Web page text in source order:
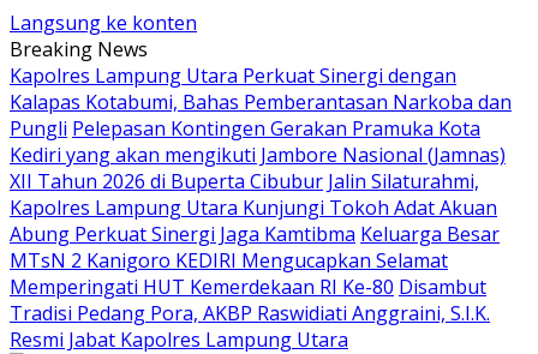
Langsung ke konten
Breaking News
Kapolres Lampung Utara Perkuat Sinergi dengan
Kalapas Kotabumi, Bahas Pemberantasan Narkoba dan
Pungli Pelepasan Kontingen Gerakan Pramuka Kota
Kediri yang akan mengikuti Jambore Nasional (Jamnas)
XII Tahun 2026 di Buperta Cibubur Jalin Silaturahmi,
Kapolres Lampung Utara Kunjungi Tokoh Adat Akuan
Abung Perkuat Sinergi Jaga Kamtibma Keluarga Besar
MTsN 2 Kanigoro KEDIRI Mengucapkan Selamat
Memperingati HUT Kemerdekaan RI Ke-80 Disambut
Tradisi Pedang Pora, AKBP Raswidiati Anggraini, S.I.K.
Resmi Jabat Kapolres Lampung Utara